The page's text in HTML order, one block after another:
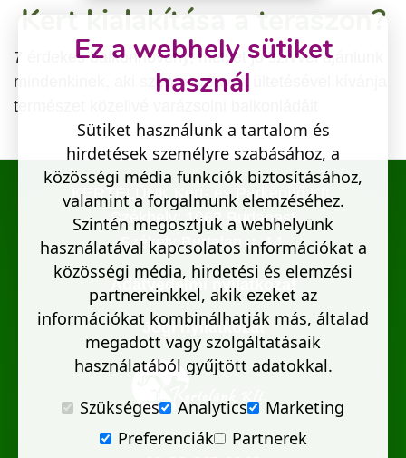
Kert kialakítása a teraszon?
7 érdekes balkonnövény, melyet jó szívvel ajánlunk
mindenkinek, aki szép növények ültetésével kívánja
természet közelivé varázsolni balkonládáit
KERTELÜNK Kert- és Parképítő Kft.
Székhely: 1062 Budapest
Székely Bertalan u. 14.
Adatvédelmi nyilatkozat
Jogi nyilatkozat
Ez a webhely sütiket
használ
Sütiket használunk a tartalom és
hirdetések személyre szabásához, a
közösségi média funkciók biztosításához,
valamint a forgalmunk elemzéséhez.
Szintén megosztjuk a webhelyünk
használatával kapcsolatos információkat a
közösségi média, hirdetési és elemzési
partnereinkkel, akik ezeket az
információkat kombinálhatják más, általad
megadott vagy szolgáltatásaik
használatából gyűjtött adatokkal.
Szükséges
Analytics
Marketing
Preferenciák
Partnerek